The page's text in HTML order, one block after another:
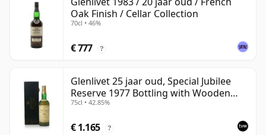
Oak Finish / Cellar Collection
70cl • 46%
€ 777 ?
Glenlivet 25 jaar oud, Special Jubilee
Reserve 1977 Bottling with Wooden
Case
75cl • 42.85%
€ 1.165 ?